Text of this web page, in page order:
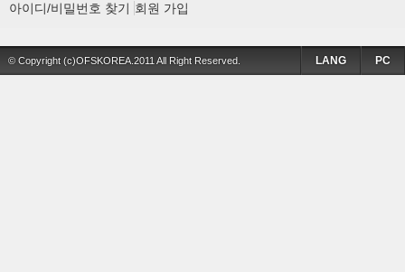
아이디/비밀번호 찾기 회원 가입
© Copyright (c)OFSKOREA.2011 All Right Reserved. PC
LANG